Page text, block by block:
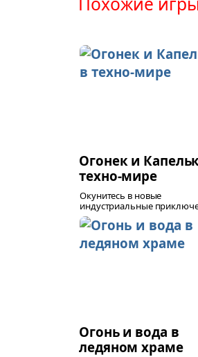
Огонек и
техно-мире
Окунитесь в новые
индустриальные
Огонь и вода в
ледяном храме